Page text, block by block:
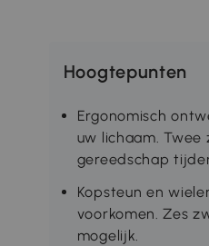
Hoogtepunten
Ergonomisch
uw lichaam.
gereedschap
Kopsteun en
voorkomen. Zes
mogelijk.